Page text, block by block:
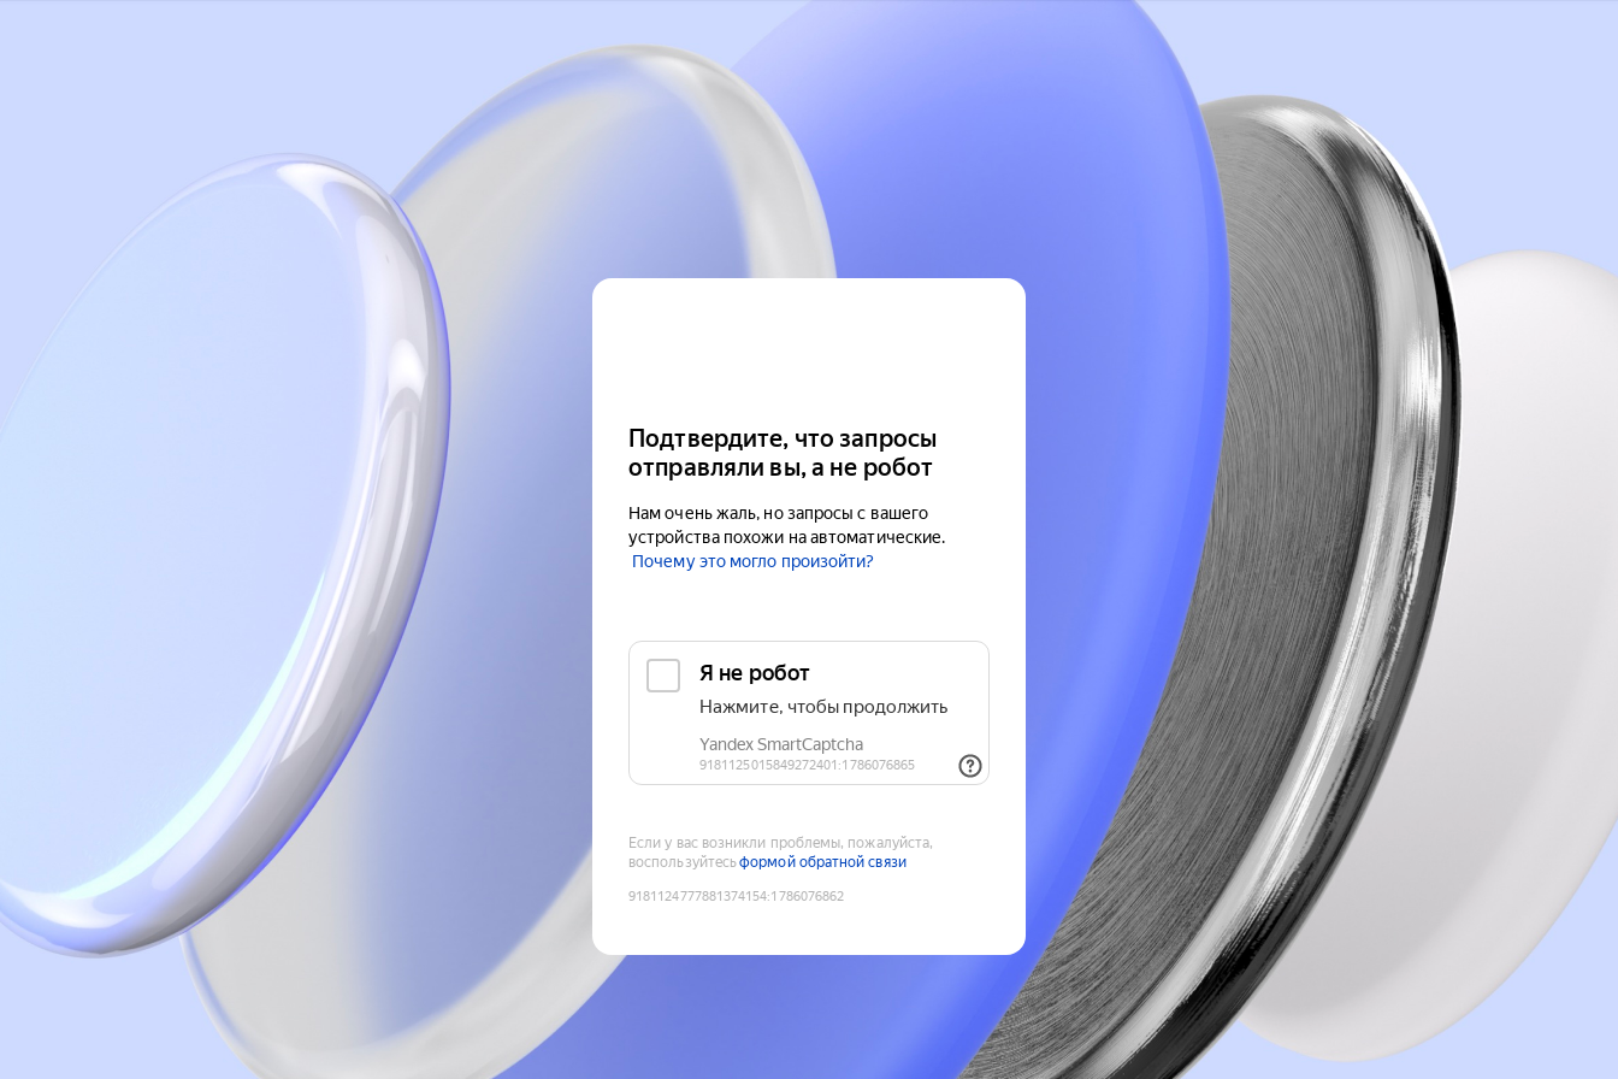
Подтвердите, что запросы
отправляли вы, а не робот
Нам очень жаль, но запросы с вашего
устройства похожи на автоматические.
Почему это могло произойти?
Если у вас возникли проблемы, пожалуйста,
воспользуйтесьформой обратной связи
9181124777881374154:1786076862